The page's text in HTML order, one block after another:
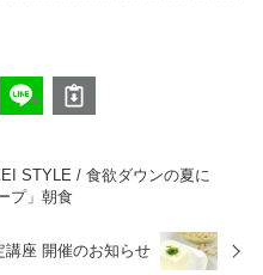
STYLE / 食欲ダウンの夏に
プ」朝食
講座 開催のお知らせ